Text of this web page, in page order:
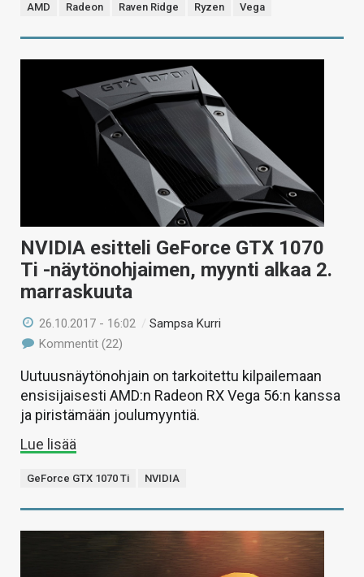
AMD Radeon Raven Ridge Ryzen Vega
NVIDIA esitteli GeForce GTX 1070
Ti -näytönohjaimen, myynti alkaa 2.
marraskuuta
26.10.2017 - 16:02 /Sampsa Kurri
Kommentit (22)
Uutuusnäytönohjain on tarkoitettu kilpailemaan
ensisijaisesti AMD:n Radeon RX Vega 56:n kanssa
ja piristämään joulumyyntiä.
Lue lisää
GeForce GTX 1070 Ti NVIDIA